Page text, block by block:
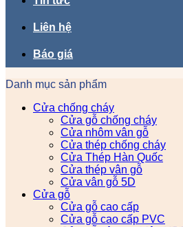
Liên hệ
Báo giá
Danh mục sản phẩm
Cửa chống cháy
Cửa gỗ chống cháy
Cửa nhôm vân gỗ
Cửa thép chống cháy
Cửa Thép Hàn Quốc
Cửa thép vân gỗ
Cửa vân gỗ 5D
Cửa gỗ
Cửa gỗ cao cấp
Cửa gỗ cao cấp PVC